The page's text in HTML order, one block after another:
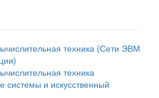
техника (Сети ЭВМ
техника
системы и искусственный